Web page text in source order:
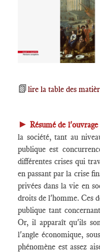
📗lire la table des
►Résumé de l'ouvrage
la société, tant au
publique est
différentes crises qui
en passant par la crise
privées dans la vie en
droits de l'homme. Ces
publique tant
Or, il apparaît qu'ils
l'angle économique,
phénomène est assez